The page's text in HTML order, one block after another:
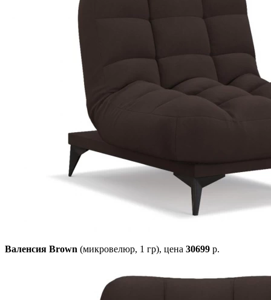
Валенсия Brown (микровелюр, 1 гр), цена 30699 р.